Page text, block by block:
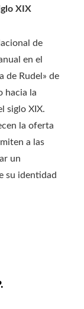
XIX
de
en el
de Rudel» de
hacia la
siglo XIX.
la oferta
a las
un
su identidad